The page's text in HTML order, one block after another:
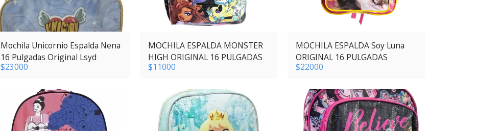
Mochila Unicornio Espalda Nena
16 Pulgadas Original Lsyd
$23000
MOCHILA ESPALDA MONSTER
HIGH ORIGINAL 16 PULGADAS
$11000
MOCHILA ESPALDA Soy Luna
ORIGINAL 16 PULGADAS
$22000